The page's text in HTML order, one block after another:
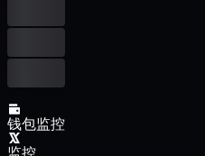
钱包监控